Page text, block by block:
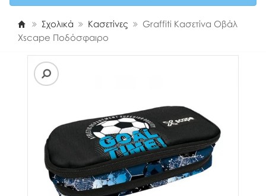
Σχολικά Κασετίνες
Graffiti Κασετίνα Οβάλ
Xscape Ποδόσφαιρο